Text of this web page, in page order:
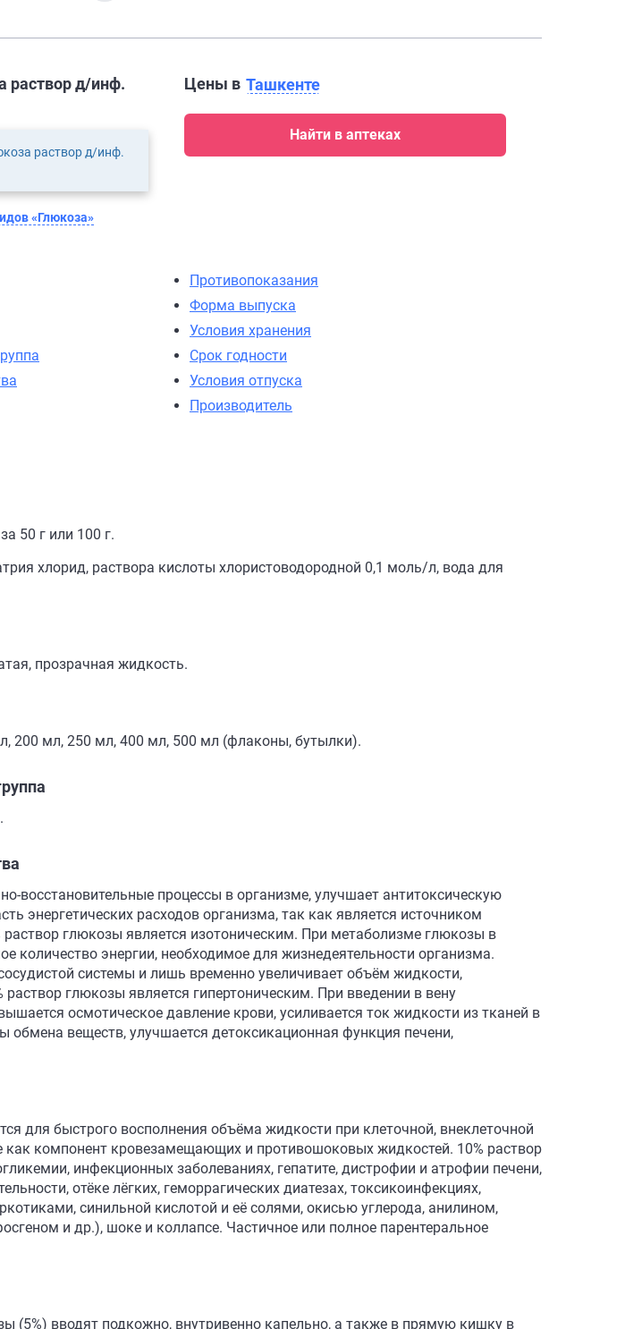
Цены в Ташкенте
Найти в аптеках
раствор д/инф.
раствор д/инф.
«Глюкоза»
Противопоказания
Форма выпуска
Условия хранения
Срок годности
Условия отпуска
Производитель
50 г или 100 г.
хлорид, раствора кислоты хлористоводородной 0,1 моль/л, вода для
прозрачная жидкость.
200 мл, 250 мл, 400 мл, 500 мл (флаконы, бутылки).
восстановительные процессы в организме, улучшает антитоксическую
энергетических расходов организма, так как является источником
раствор глюкозы является изотоническим. При метаболизме глюкозы в
количество энергии, необходимое для жизнедеятельности организма.
системы и лишь временно увеличивает объём жидкости,
глюкозы является гипертоническим. При введении в вену
осмотическое давление крови, усиливается ток жидкости из тканей в
обмена веществ, улучшается детоксикационная функция печени,
для быстрого восполнения объёма жидкости при клеточной, внеклеточной
как компонент кровезамещающих и противошоковых жидкостей. 10% раствор
инфекционных заболеваниях, гепатите, дистрофии и атрофии печени,
отёке лёгких, геморрагических диатезах, токсикоинфекциях,
синильной кислотой и её солями, окисью углерода, анилином,
и др.), шоке и коллапсе. Частичное или полное парентеральное
(5%) вводят подкожно, внутривенно капельно, а также в прямую кишку в